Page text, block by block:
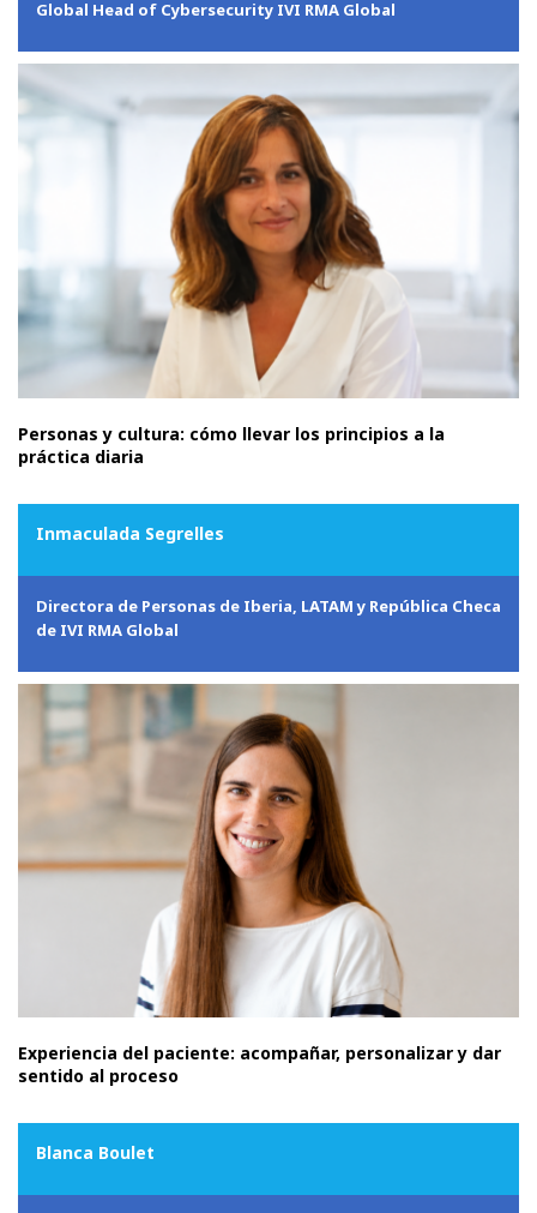
Global Head of Cybersecurity IVI RMA Global
Personas y cultura: cómo llevar los principios a la
práctica diaria
Inmaculada Segrelles
Directora de Personas de Iberia, LATAM y República Checa
de IVI RMA Global
Experiencia del paciente: acompañar, personalizar y dar
sentido al proceso
Blanca Boulet